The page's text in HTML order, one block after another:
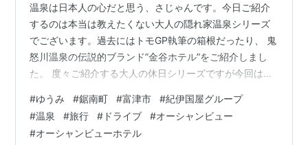
温泉は日本人の心だと思う、さじゃんです。今日ご紹介
するのは本当は教えたくない大人の隠れ家温泉シリーズ
でございます。過去にはトモGP執筆の箱根だったり、 鬼
怒川温泉の伝説的ブランド”金谷ホテル”をご紹介しまし
た。 度々ご紹介する大人の休日シリーズですが今回は千
【ゆうみ】をご紹介します。 都内から来るまで90分。南
房総地域観光エリアの安房温泉 南房総エリアに位置する
鋸南町の安房温泉。地図でいうと木更津の南あたりで、
#ゆうみ #鋸南町 #富津市 #紀伊国屋グループ
#温泉 #旅行 # ドライブ #オーシャンビュー
#オーシャンビューホテル